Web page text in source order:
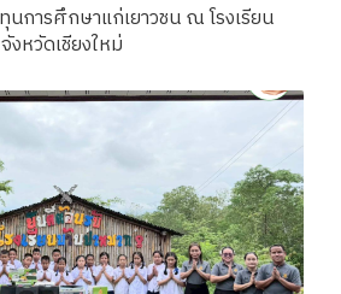
การศึกษาแก่เยาวชน ณ โรงเรียน
งหวัดเชียงใหม่